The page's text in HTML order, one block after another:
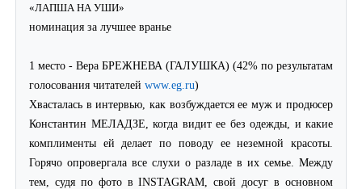
«ЛАПША НА УШИ»
номинация за лучшее вранье
1 место - Вера БРЕЖНЕВА (ГАЛУШКА) (42% по результатам
голосования читателей www.eg.ru)
Хвасталась в интервью, как возбуждается ее муж и продюсер
Константин МЕЛАДЗЕ, когда видит ее без одежды, и какие
комплименты ей делает по поводу ее неземной красоты.
Горячо опровергала все слухи о разладе в их семье. Между
тем, судя по фото в INSTAGRAM, свой досуг в основном